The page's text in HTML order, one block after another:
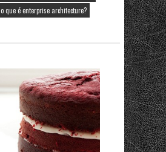
o que é enterprise architecture?